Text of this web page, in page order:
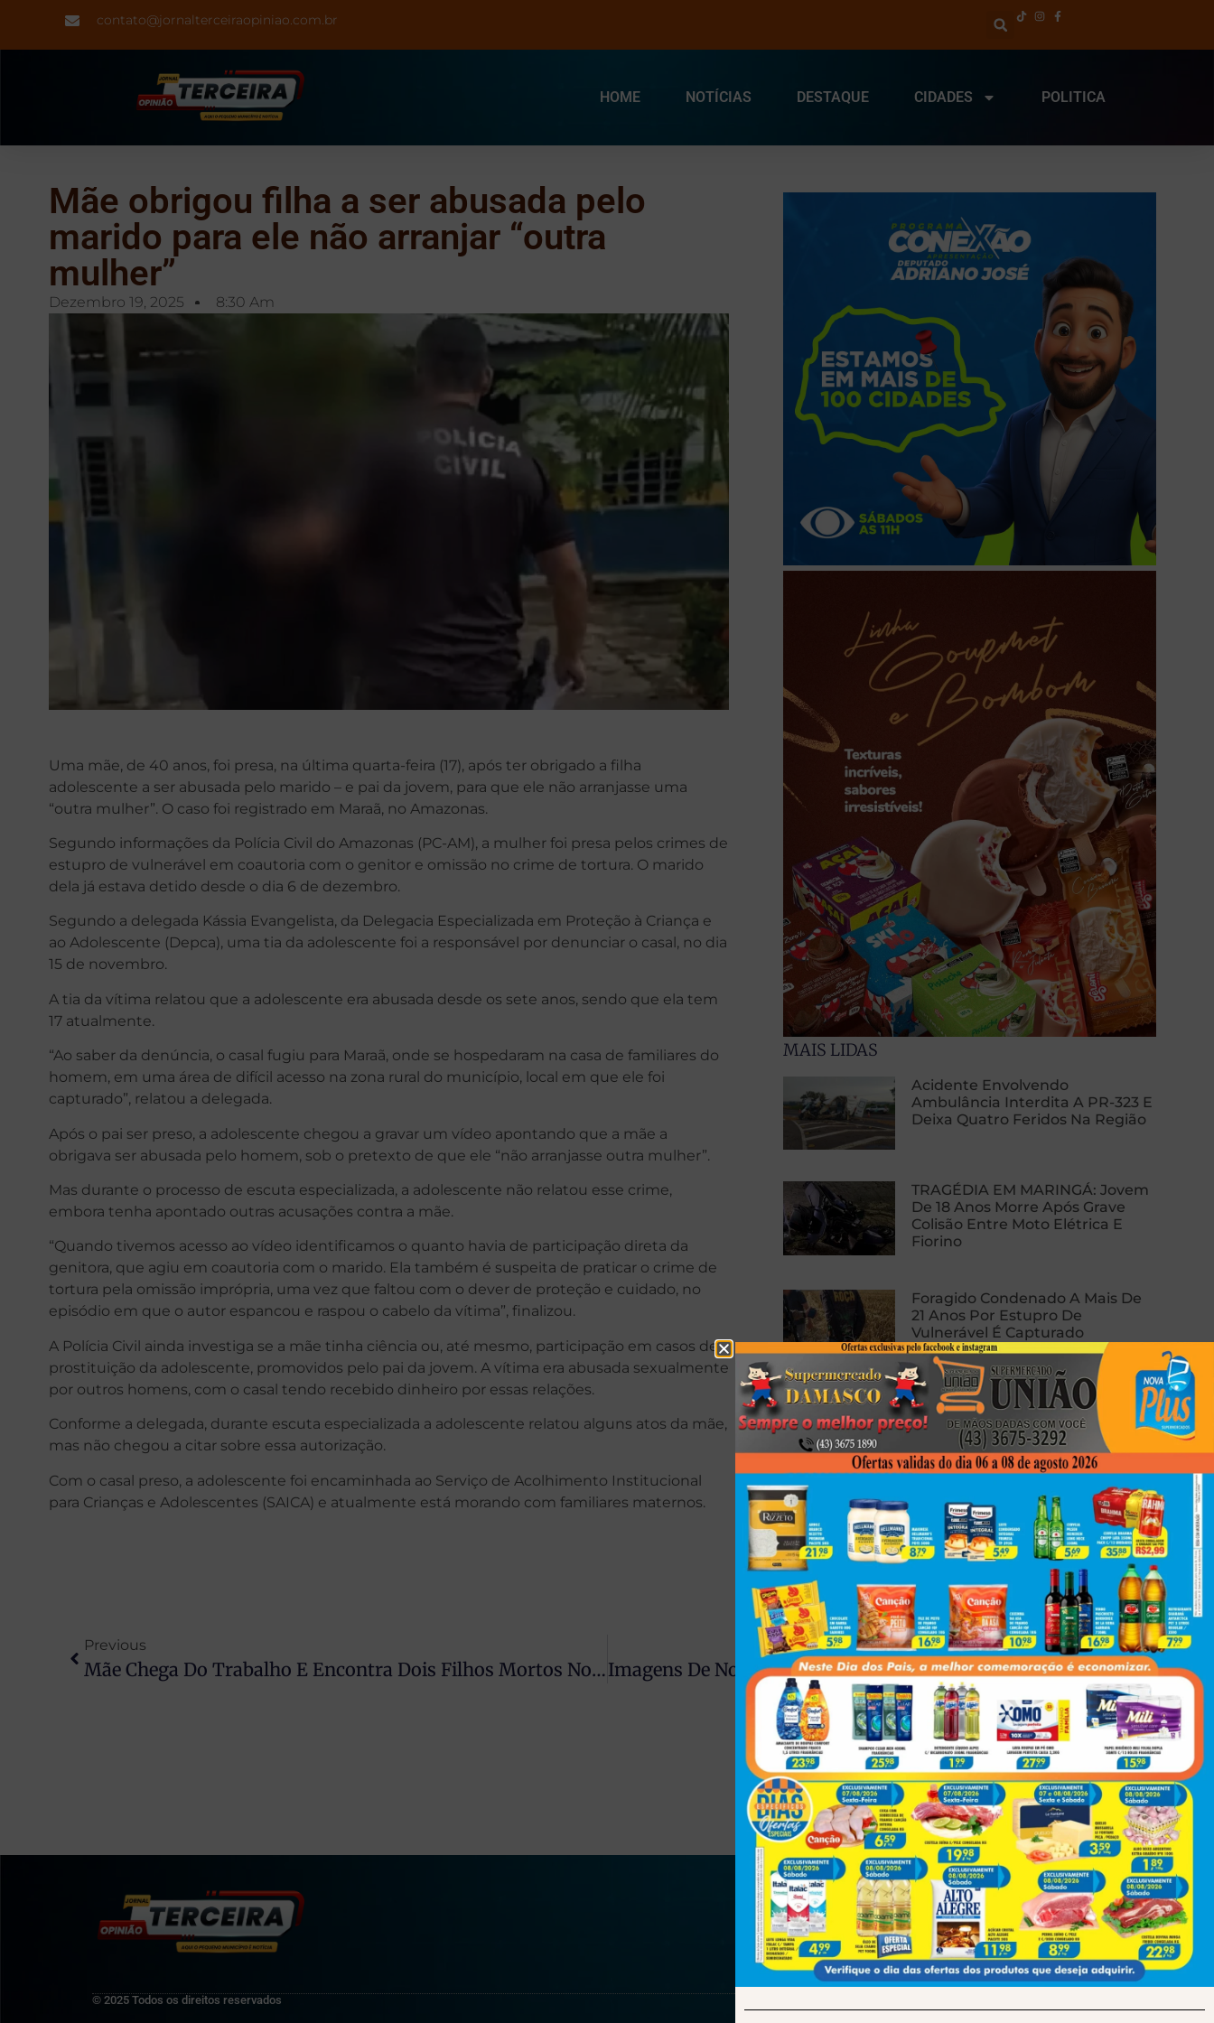
contato@jornalterceiraopiniao.com.br
HOME NOTÍCIAS DESTAQUE CIDADES POLITICA
Mãe obrigou filha a ser abusada pelo
marido para ele não arranjar “outra
mulher”
Dezembro 19, 2025 8:30 Am
Uma mãe, de 40 anos, foi presa, na última quarta-feira (17), após ter obrigado a filha
adolescente a ser abusada pelo marido – e pai da jovem, para que ele não arranjasse uma
“outra mulher”. O caso foi registrado em Maraã, no Amazonas.
Segundo informações da Polícia Civil do Amazonas (PC-AM), a mulher foi presa pelos crimes de
estupro de vulnerável em coautoria com o genitor e omissão no crime de tortura. O marido
dela já estava detido desde o dia 6 de dezembro.
Segundo a delegada Kássia Evangelista, da Delegacia Especializada em Proteção à Criança e
ao Adolescente (Depca), uma tia da adolescente foi a responsável por denunciar o casal, no dia
15 de novembro.
A tia da vítima relatou que a adolescente era abusada desde os sete anos, sendo que ela tem
17 atualmente.
“Ao saber da denúncia, o casal fugiu para Maraã, onde se hospedaram na casa de familiares do
homem, em uma área de difícil acesso na zona rural do município, local em que ele foi
capturado”, relatou a delegada.
Após o pai ser preso, a adolescente chegou a gravar um vídeo apontando que a mãe a
obrigava ser abusada pelo homem, sob o pretexto de que ele “não arranjasse outra mulher”.
Mas durante o processo de escuta especializada, a adolescente não relatou esse crime,
embora tenha apontado outras acusações contra a mãe.
“Quando tivemos acesso ao vídeo identificamos o quanto havia de participação direta da
genitora, que agiu em coautoria com o marido. Ela também é suspeita de praticar o crime de
tortura pela omissão imprópria, uma vez que faltou com o dever de proteção e cuidado, no
episódio em que o autor espancou e raspou o cabelo da vítima”, finalizou.
A Polícia Civil ainda investiga se a mãe tinha ciência ou, até mesmo, participação em casos de
prostituição da adolescente, promovidos pelo pai da jovem. A vítima era abusada sexualmente
por outros homens, com o casal tendo recebido dinheiro por essas relações.
Conforme a delegada, durante escuta especializada a adolescente relatou alguns atos da mãe,
mas não chegou a citar sobre essa autorização.
Com o casal preso, a adolescente foi encaminhada ao Serviço de Acolhimento Institucional
para Crianças e Adolescentes (SAICA) e atualmente está morando com familiares maternos.
MAIS LIDAS
Acidente Envolvendo
Ambulância Interdita A PR-323 E
Deixa Quatro Feridos Na Região
TRAGÉDIA EM MARINGÁ: Jovem
De 18 Anos Morre Após Grave
Colisão Entre Moto Elétrica E
Fiorino
Foragido Condenado A Mais De
21 Anos Por Estupro De
Vulnerável É Capturado
Enquanto Operava Trator Em
Cambé
Adolescente É Flagrado Saindo
Para Entregar Drogas E Acaba
Apreendido Em Itaguajé
Previous
Mãe Chega Do Trabalho E Encontra Dois Filhos Mortos No PR
Next
Imagens De Nossa Senhora Aparecida Resistem À Destruição Após Acidente Grave Na BR-369, Em Apucarana
(43) 991545950
© 2025 Todos os direitos reservados